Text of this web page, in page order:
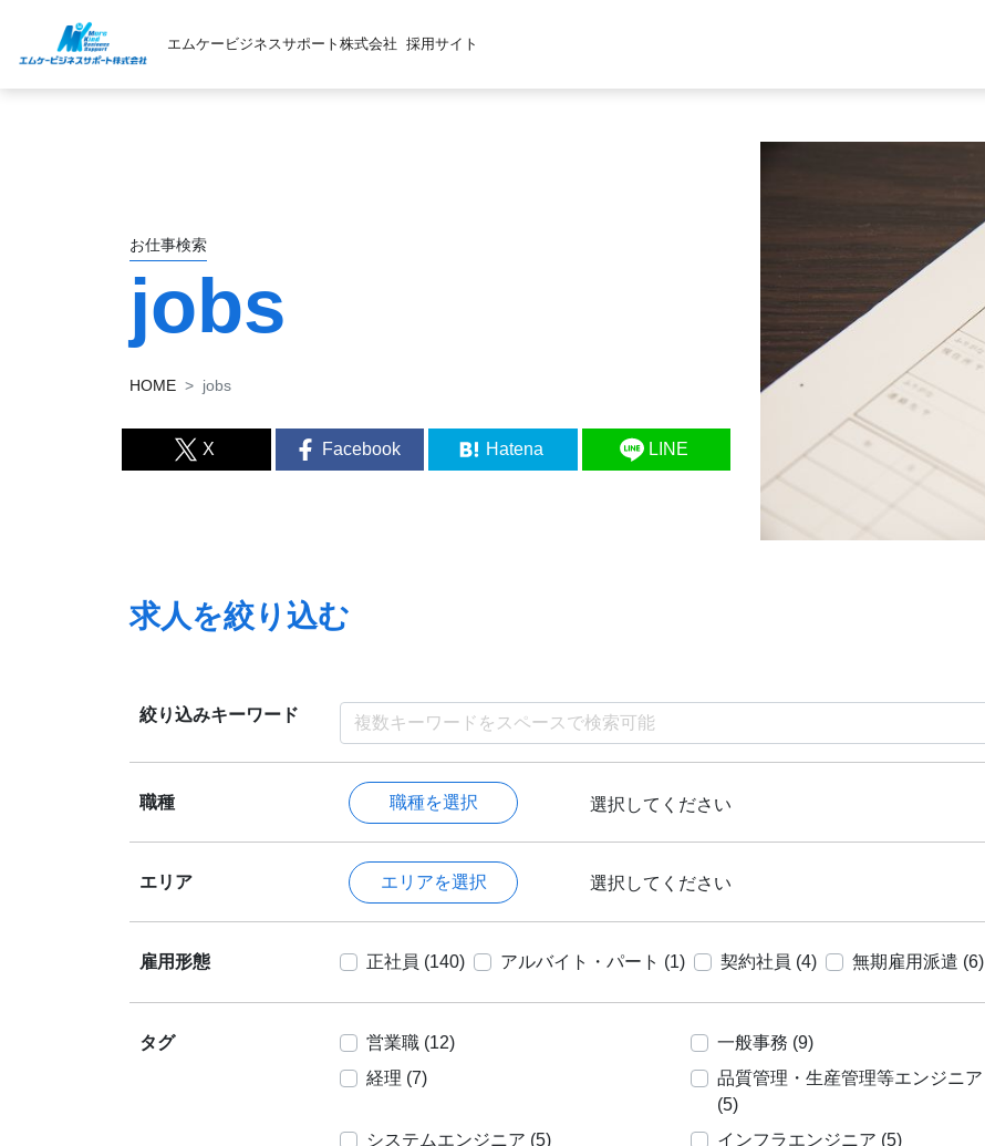
エムケービジネスサポート株式会社 採用サイト
お仕事検索
jobs
HOME jobs
X Facebook Hatena LINE
求人を絞り込む
絞り込みキーワード
職種 職種を選択 選択してください
エリア エリアを選択 選択してください
雇用形態 正社員 (140) アルバイト・パート (1) 契約社員 (4) 無期雇用派遣 (6)
タグ 営業職 (12) 一般事務 (9)
経理 (7)
品質管理・生産管理等エンジニア
(5)
システムエンジニア (5) インフラエンジニア (5)